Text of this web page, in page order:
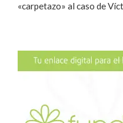
«carpetazo» al caso de